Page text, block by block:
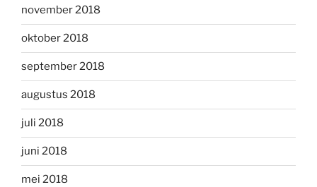
november 2018
oktober 2018
september 2018
augustus 2018
juli 2018
juni 2018
mei 2018